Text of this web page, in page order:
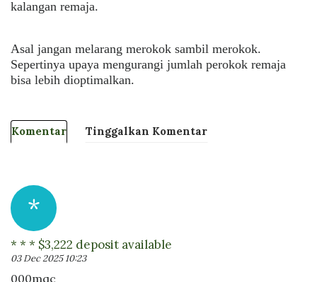
kalangan remaja.
Asal jangan melarang merokok sambil merokok.
Sepertinya upaya mengurangi jumlah perokok remaja
bisa lebih dioptimalkan.
Komentar Tinggalkan Komentar
*
* * * $3,222 deposit available
03 Dec 2025 10:23
000mqc